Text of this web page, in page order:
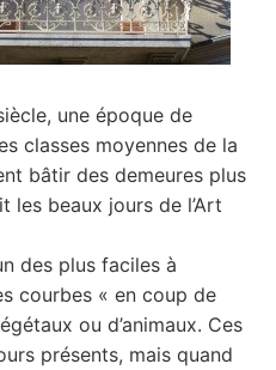
une époque de
classes moyennes de la
bâtir des demeures plus
les beaux jours de l’Art
des plus faciles à
courbes « en coup de
ou d’animaux. Ces
présents, mais quand